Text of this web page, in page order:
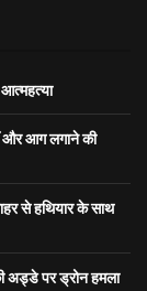
और आग लगाने की
से हथियार के साथ
अड्डे पर ड्रोन हमला